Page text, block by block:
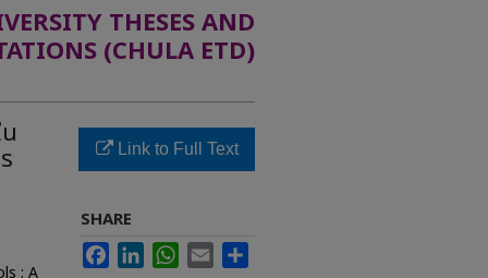
THESES AND
(CHULA ETD)
: A
Link to Full Text
SHARE
FacebookLinkedInWhatsApp
Email